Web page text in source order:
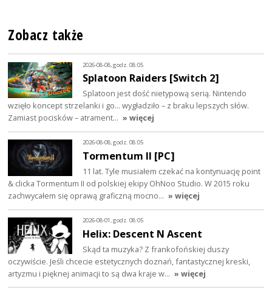
Zobacz także
2026-08-08, godz. 08:05
Splatoon Raiders [Switch 2]
Splatoon jest dość nietypową serią. Nintendo
wzięło koncept strzelanki i go… wygładziło – z braku lepszych słów.
Zamiast pocisków – atrament… » więcej
2026-08-08, godz. 08:05
Tormentum II [PC]
11 lat. Tyle musiałem czekać na kontynuację point
& clicka Tormentum II od polskiej ekipy OhNoo Studio. W 2015 roku
zachwycałem się oprawą graficzną mocno… » więcej
2026-08-01, godz. 08:05
Helix: Descent N Ascent
Skąd ta muzyka? Z frankofońskiej duszy
oczywiście. Jeśli chcecie estetycznych doznań, fantastycznej kreski,
artyzmu i pięknej animacji to są dwa kraje w… » więcej